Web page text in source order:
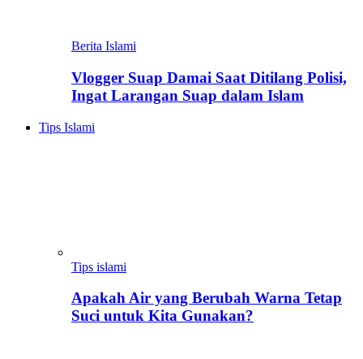
Berita Islami
Vlogger Suap Damai Saat Ditilang Polisi,
Ingat Larangan Suap dalam Islam
Tips Islami
Tips islami
Apakah Air yang Berubah Warna Tetap
Suci untuk Kita Gunakan?